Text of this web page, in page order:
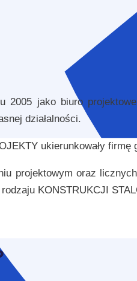
2005 jako biuro
działalności.
ukierunkowały
projektowym oraz
KONSTRUKCJI